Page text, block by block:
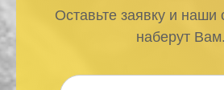
Оставьте заявку и наши
наберут Вам.